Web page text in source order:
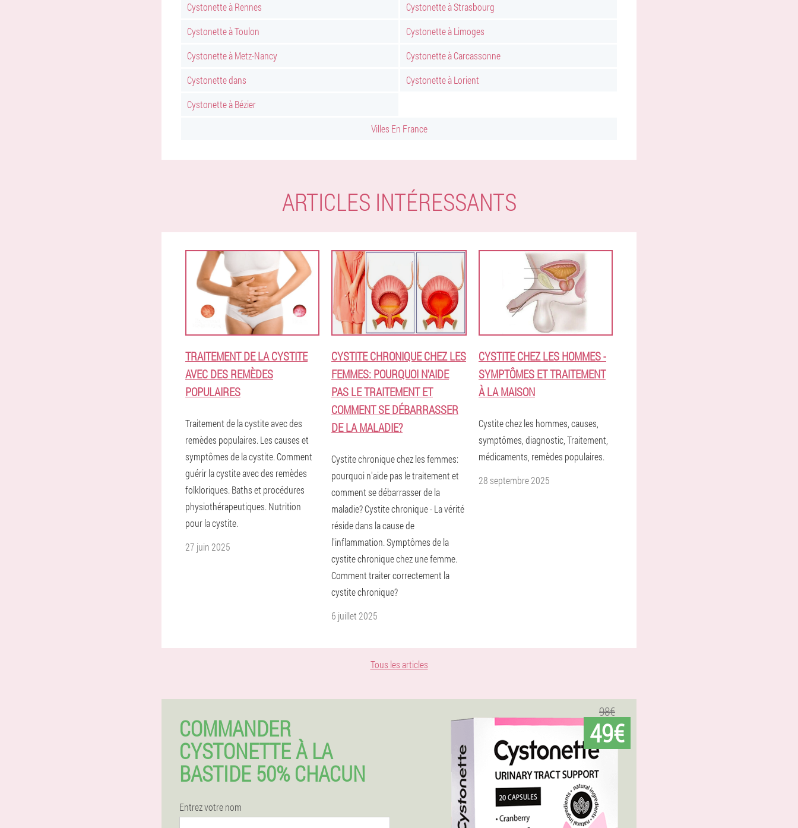
Cystonette à Rennes
Cystonette à Strasbourg
Cystonette à Toulon
Cystonette à Limoges
Cystonette à Metz-Nancy
Cystonette à Carcassonne
Cystonette dans
Cystonette à Lorient
Cystonette à Bézier
Villes En France
ARTICLES INTÉRESSANTS
TRAITEMENT DE LA CYSTITE
AVEC DES REMÈDES
POPULAIRES
Traitement de la cystite avec des
remèdes populaires. Les causes et
symptômes de la cystite. Comment
guérir la cystite avec des remèdes
folkloriques. Baths et procédures
physiothérapeutiques. Nutrition
pour la cystite.
27 juin 2025
CYSTITE CHRONIQUE CHEZ LES
FEMMES: POURQUOI N'AIDE
PAS LE TRAITEMENT ET
COMMENT SE DÉBARRASSER
DE LA MALADIE?
Cystite chronique chez les femmes:
pourquoi n'aide pas le traitement et
comment se débarrasser de la
maladie? Cystite chronique - La vérité
réside dans la cause de
l'inflammation. Symptômes de la
cystite chronique chez une femme.
Comment traiter correctement la
cystite chronique?
6 juillet 2025
CYSTITE CHEZ LES HOMMES -
SYMPTÔMES ET TRAITEMENT
À LA MAISON
Cystite chez les hommes, causes,
symptômes, diagnostic, Traitement,
médicaments, remèdes populaires.
28 septembre 2025
Tous les articles
COMMANDER
CYSTONETTE À LA
BASTIDE 50% CHACUN
Entrez votre nom
98€
49€